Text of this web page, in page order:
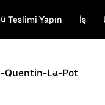
Teslimi Yapın İş
Quentin-La-Pot